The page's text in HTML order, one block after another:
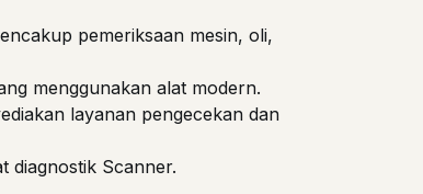
pemeriksaan mesin, oli,
menggunakan alat modern.
layanan pengecekan dan
diagnostik Scanner.